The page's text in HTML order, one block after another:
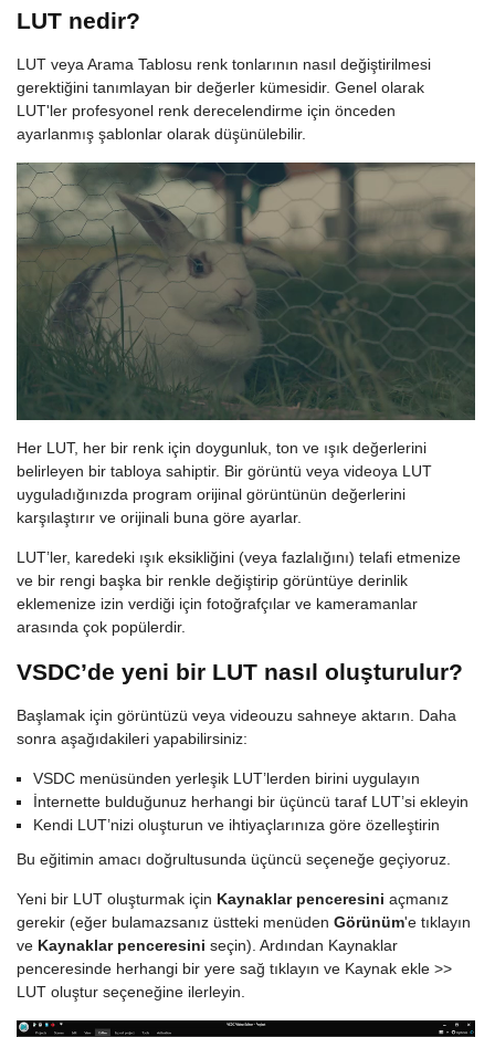
LUT nedir?
LUT veya Arama Tablosu renk tonlarının nasıl değiştirilmesi
gerektiğini tanımlayan bir değerler kümesidir. Genel olarak
LUT'ler profesyonel renk derecelendirme için önceden
ayarlanmış şablonlar olarak düşünülebilir.
Her LUT, her bir renk için doygunluk, ton ve ışık değerlerini
belirleyen bir tabloya sahiptir. Bir görüntü veya videoya LUT
uyguladığınızda program orijinal görüntünün değerlerini
karşılaştırır ve orijinali buna göre ayarlar.
LUT’ler, karedeki ışık eksikliğini (veya fazlalığını) telafi etmenize
ve bir rengi başka bir renkle değiştirip görüntüye derinlik
eklemenize izin verdiği için fotoğrafçılar ve kameramanlar
arasında çok popülerdir.
VSDC’de yeni bir LUT nasıl oluşturulur?
Başlamak için görüntüzü veya videouzu sahneye aktarın. Daha
sonra aşağıdakileri yapabilirsiniz:
VSDC menüsünden yerleşik LUT’lerden birini uygulayın
İnternette bulduğunuz herhangi bir üçüncü taraf LUT’si ekleyin
Kendi LUT’nizi oluşturun ve ihtiyaçlarınıza göre özelleştirin
Bu eğitimin amacı doğrultusunda üçüncü seçeneğe geçiyoruz.
Yeni bir LUT oluşturmak için Kaynaklar penceresini açmanız
gerekir (eğer bulamazsanız üstteki menüden Görünüm'e tıklayın
ve Kaynaklar penceresini seçin). Ardından Kaynaklar
penceresinde herhangi bir yere sağ tıklayın ve Kaynak ekle >>
LUT oluştur seçeneğine ilerleyin.